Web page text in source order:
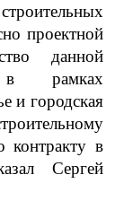
проектной
данной
в рамках
и городская
контракту в
Сергей